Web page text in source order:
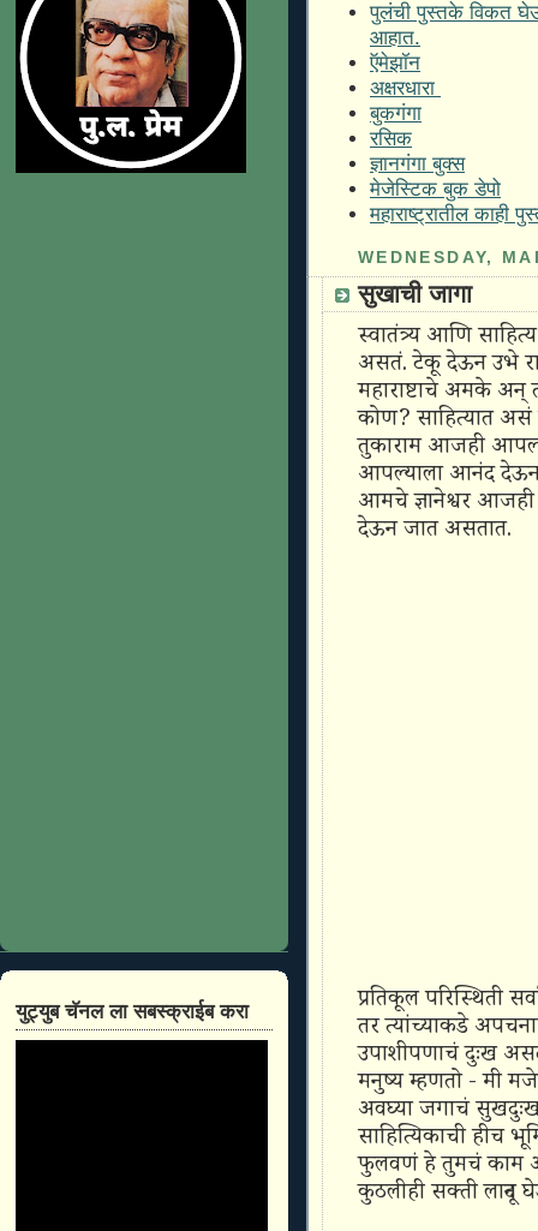
युट्युब चॅनल ला सबस्क्राईब करा
पुलंची पुस्तके विकत
आहात.
ऍमेझॉन
अक्षरधारा
बुकगंगा
रसिक
ज्ञानगंगा बुक्स
मेजेस्टिक बुक डेपो
महाराष्ट्रातील काही
WEDNESDAY,
सुखाची जागा
स्वातंत्र्य आणि
असतं. टेकू देऊन उभे
महाराष्टाचे अमके
कोण? साहित्यात असं
तुकाराम आजही
आपल्याला आनंद देऊन
आमचे ज्ञानेश्वर
देऊन जात असतात.
प्रतिकूल परिस्थिती
तर त्यांच्याकडे
उपाशीपणाचं दुःख
मनुष्य म्हणतो - मी
अवघ्या जगाचं
साहित्यिकाची हीच
फुलवणं हे तुमचं काम
कुठलीही सक्ती